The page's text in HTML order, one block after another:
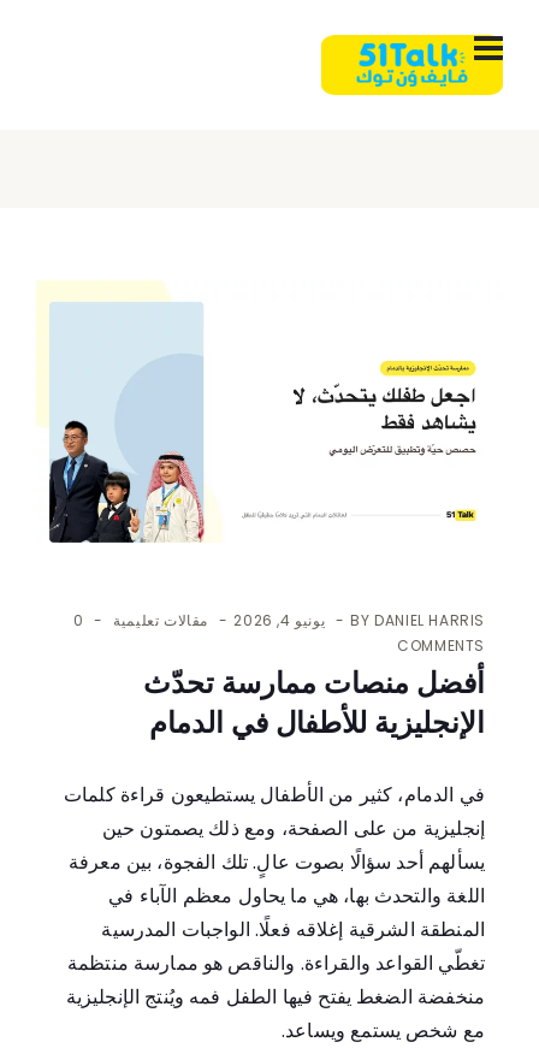
BYDANIEL HARRIS يونيو 4, 2026 مقالات تعليمية
0
COMMENTS
أفضل منصات ممارسة تحدّث
الإنجليزية للأطفال في الدمام
في الدمام، كثير من الأطفال يستطيعون قراءة كلمات
إنجليزية من على الصفحة، ومع ذلك يصمتون حين
يسألهم أحد سؤالًا بصوت عالٍ. تلك الفجوة، بين معرفة
اللغة والتحدث بها، هي ما يحاول معظم الآباء في
المنطقة الشرقية إغلاقه فعلًا. الواجبات المدرسية
تغطّي القواعد والقراءة. والناقص هو ممارسة منتظمة
منخفضة الضغط يفتح فيها الطفل فمه ويُنتج الإنجليزية
مع شخص يستمع ويساعد.